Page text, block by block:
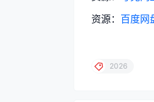
资源： 百度网
2026